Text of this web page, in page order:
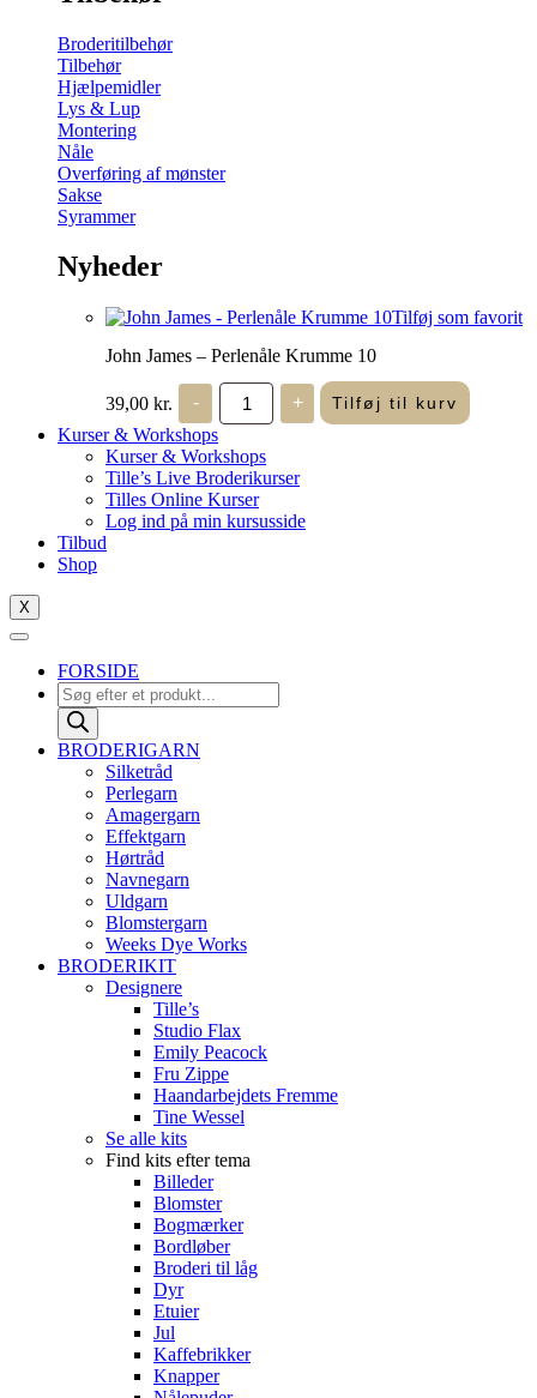
Broderitilbehør
Tilbehør
Hjælpemidler
Lys & Lup
Montering
Nåle
Overføring af mønster
Sakse
Syrammer
Nyheder
Tilføj som favorit
John James – Perlenåle Krumme 10
39,00 kr. -
John
James
-
Perlenåle
Krumme
10
antal
+ Tilføj til kurv
Kurser & Workshops
Kurser & Workshops
Tille’s Live Broderikurser
Tilles Online Kurser
Log ind på min kursusside
Tilbud
Shop
X
FORSIDE
Products
search
BRODERIGARN
Silketråd
Perlegarn
Amagergarn
Effektgarn
Hørtråd
Navnegarn
Uldgarn
Blomstergarn
Weeks Dye Works
BRODERIKIT
Designere
Tille’s
Studio Flax
Emily Peacock
Fru Zippe
Haandarbejdets Fremme
Tine Wessel
Se alle kits
Find kits efter tema
Billeder
Blomster
Bogmærker
Bordløber
Broderi til låg
Dyr
Etuier
Jul
Kaffebrikker
Knapper